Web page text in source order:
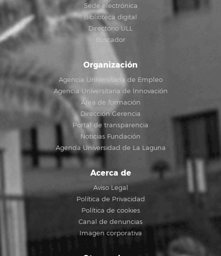
Sede electrónica
Biblioteca digital
Directorio ULL
Buscador
Organización
Agencia Universitaria de Empleo
Agencia Universitaria de Innovación
Área de formación
Dirección Gerencia
Portal de transparencia
Noticias Fundación
Agenda Universidad de La Laguna
Acerca de
Aviso Legal
Política de Privacidad
Política de cookies
Canal de denuncias
Imagen corporativa